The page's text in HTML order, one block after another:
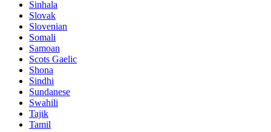
Sinhala
Slovak
Slovenian
Somali
Samoan
Scots Gaelic
Shona
Sindhi
Sundanese
Swahili
Tajik
Tamil